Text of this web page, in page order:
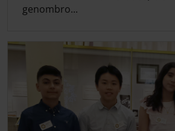
genombro...